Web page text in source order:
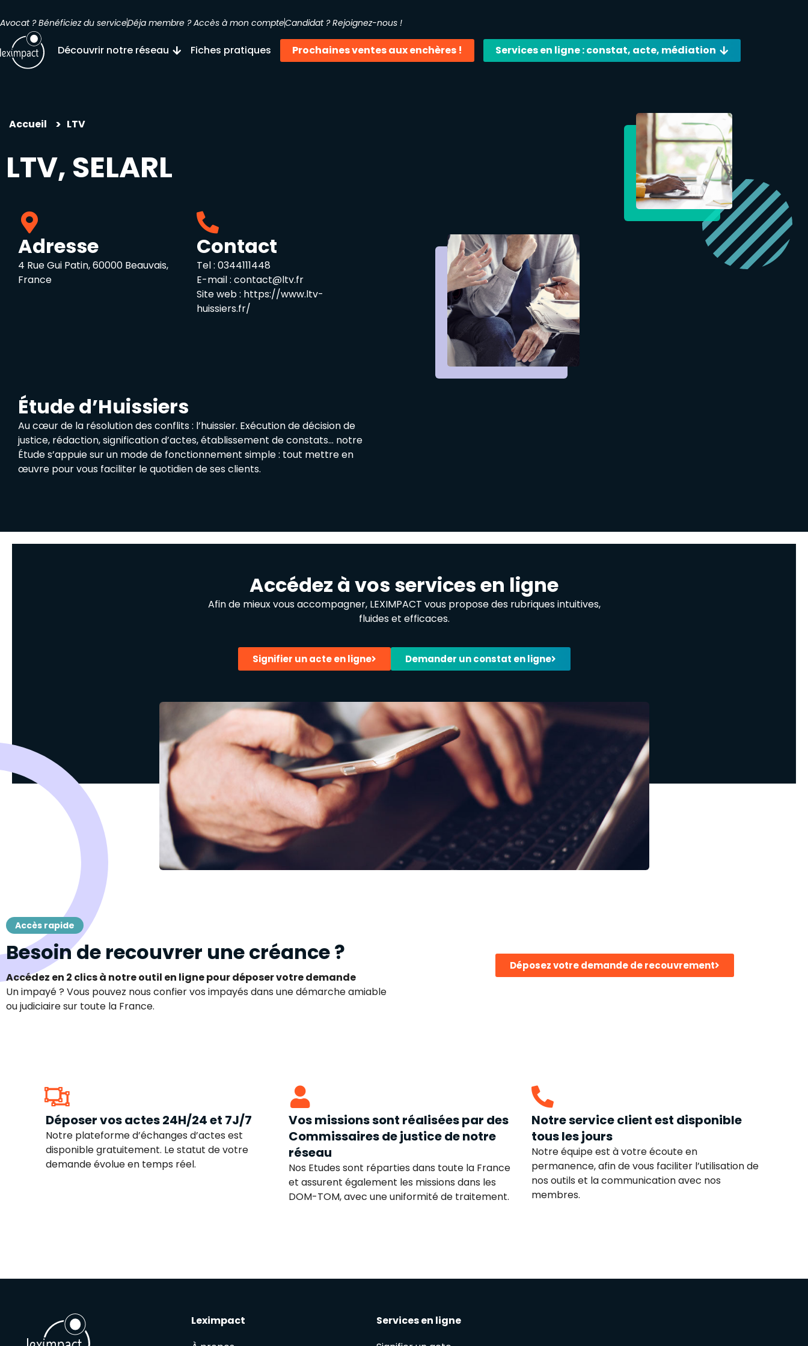
Avocat ? Bénéficiez du serviceDéja membre ? Accès à mon compteCandidat ? Rejoignez-nous !
Découvrir notre réseau Fiches pratiques Prochaines ventes aux enchères ! Services en ligne : constat, acte, médiation
Accueil > LTV
LTV, SELARL
Adresse
4 Rue Gui Patin, 60000 Beauvais,
France
Contact
Tel : 0344111448
E-mail : contact@ltv.fr
Site web : https://www.ltv-
huissiers.fr/
Étude d’Huissiers
Au cœur de la résolution des conflits : l’huissier. Exécution de décision de
justice, rédaction, signification d’actes, établissement de constats… notre
Étude s’appuie sur un mode de fonctionnement simple : tout mettre en
œuvre pour vous faciliter le quotidien de ses clients.
Accédez à vos services en ligne
Afin de mieux vous accompagner, LEXIMPACT vous propose des rubriques intuitives,
fluides et efficaces.
Signifier un acte en ligne Demander un constat en ligne
Accès rapide
Besoin de recouvrer une créance ?
Accédez en 2 clics à notre outil en ligne pour déposer votre demande
Un impayé ? Vous pouvez nous confier vos impayés dans une démarche amiable
ou judiciaire sur toute la France.
Déposez votre demande de recouvrement
Déposer vos actes 24H/24 et 7J/7
Notre plateforme d’échanges d’actes est
disponible gratuitement. Le statut de votre
demande évolue en temps réel.
Vos missions sont réalisées par des
Commissaires de justice de notre
réseau
Nos Etudes sont réparties dans toute la France
et assurent également les missions dans les
DOM-TOM, avec une uniformité de traitement.
Notre service client est disponible
tous les jours
Notre équipe est à votre écoute en
permanence, afin de vous faciliter l’utilisation de
nos outils et la communication avec nos
membres.
Leximpact
Services en ligne